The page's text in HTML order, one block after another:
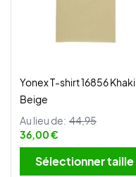
Yonex T-shirt 16856 Khaki
Beige
Au lieu de: 44,95
36,00 €
Sélectionner taille